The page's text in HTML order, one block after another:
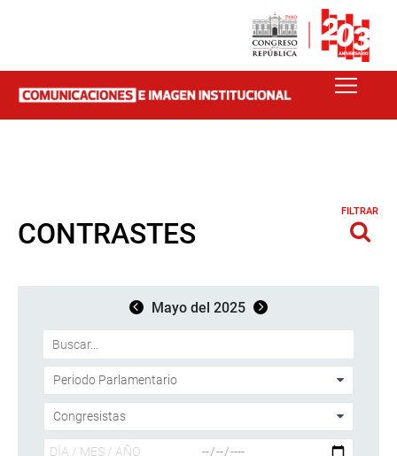
CONTRASTES
FILTRAR
Mayo del 2025